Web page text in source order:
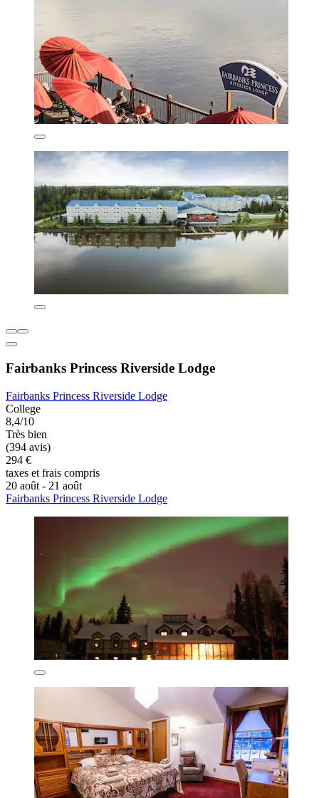
Fairbanks Princess Riverside Lodge
Fairbanks Princess Riverside Lodge
College
8,4/10
Très bien
(394 avis)
294 €
taxes et frais compris
20 août - 21 août
Fairbanks Princess Riverside Lodge